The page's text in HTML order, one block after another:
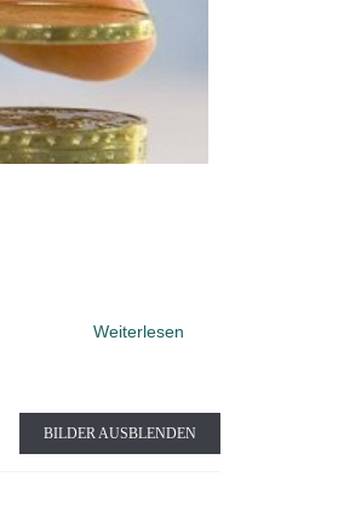
Weiterlesen
BILDER AUSBLENDEN